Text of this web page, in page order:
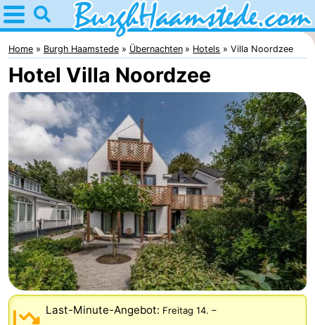
Home
Burgh
Haamstede
Tipps
kindern
Natur
Kop
van
Schouwen
Übernachten
Appartements
Campingplätze
Ferienhäuser
-
Home Burgh Haamstede Übernachten Hotels Villa Noordzee
Hotel Villa Noordzee
Last-Minute-Angebot: Freitag 14. –